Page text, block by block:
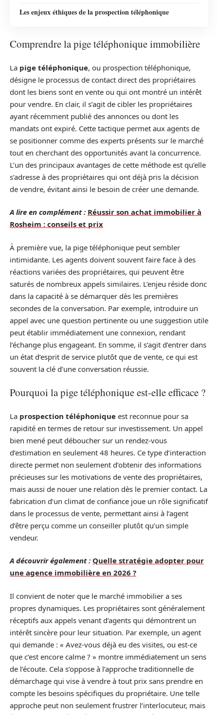
Les enjeux éthiques de la prospection téléphonique
Comprendre la pige téléphonique immobilière
La pige téléphonique, ou prospection téléphonique,
désigne le processus de contact direct des propriétaires
dont les biens sont en vente ou qui ont montré un intérêt
pour vendre. En clair, il s’agit de cibler les propriétaires
ayant récemment publié des annonces ou dont les
mandats ont expiré. Cette tactique permet aux agents de
se positionner comme des experts présents sur le marché
tout en cherchant des opportunités avant la concurrence.
L’un des principaux avantages de cette méthode est qu’elle
s’adresse à des propriétaires qui ont déjà pris la décision
de vendre, évitant ainsi le besoin de créer une demande.
A lire en complément : Réussir son achat immobilier à
Rosheim : conseils et prix
À première vue, la pige téléphonique peut sembler
intimidante. Les agents doivent souvent faire face à des
réactions variées des propriétaires, qui peuvent être
saturés de nombreux appels similaires. L’enjeu réside donc
dans la capacité à se démarquer dès les premières
secondes de la conversation. Par exemple, introduire un
appel avec une question pertinente ou une suggestion utile
peut établir immédiatement une connexion, rendant
l’échange plus engageant. En somme, il s’agit d’entrer dans
un état d’esprit de service plutôt que de vente, ce qui est
souvent la clé d’une conversation réussie.
Pourquoi la pige téléphonique est-elle efficace ?
La prospection téléphonique est reconnue pour sa
rapidité en termes de retour sur investissement. Un appel
bien mené peut déboucher sur un rendez-vous
d’estimation en seulement 48 heures. Ce type d’interaction
directe permet non seulement d’obtenir des informations
précieuses sur les motivations de vente des propriétaires,
mais aussi de nouer une relation dès le premier contact. La
fabrication d’un climat de confiance joue un rôle significatif
dans le processus de vente, permettant ainsi à l’agent
d’être perçu comme un conseiller plutôt qu’un simple
vendeur.
A découvrir également : Quelle stratégie adopter pour
une agence immobilière en 2026 ?
Il convient de noter que le marché immobilier a ses
propres dynamiques. Les propriétaires sont généralement
réceptifs aux appels venant d’agents qui démontrent un
intérêt sincère pour leur situation. Par exemple, un agent
qui demande : « Avez-vous déjà eu des visites, ou est-ce
que c’est encore calme ? » montre immédiatement un sens
de l’écoute. Cela s’oppose à l’approche traditionnelle de
démarchage qui vise à vendre à tout prix sans prendre en
compte les besoins spécifiques du propriétaire. Une telle
approche peut non seulement frustrer l’interlocuteur, mais